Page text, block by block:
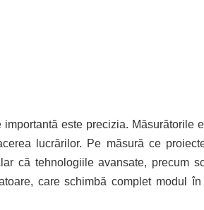
este precizia. Măsurătorile
lucrărilor. Pe măsură ce
că tehnologiile avansate, precum
care schimbă complet modul